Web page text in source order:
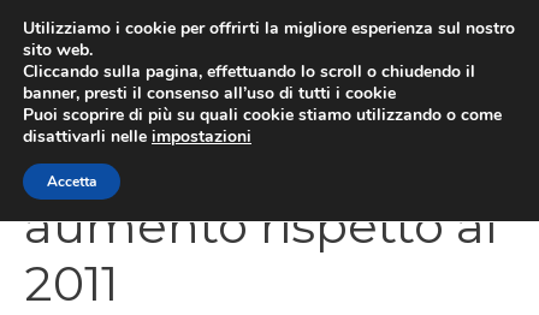
contenuto
Imprese straniere in
aumento rispetto al
2011
Utilizziamo i cookie per offrirti la migliore esperienza sul nostro
sito web.
Cliccando sulla pagina, effettuando lo scroll o chiudendo il
banner, presti il consenso all’uso di tutti i cookie
Puoi scoprire di più su quali cookie stiamo utilizzando o come
disattivarli nelle impostazioni
Accetta